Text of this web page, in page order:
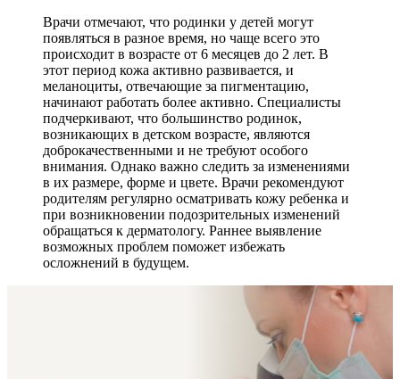
Врачи отмечают, что родинки у детей могут
появляться в разное время, но чаще всего это
происходит в возрасте от 6 месяцев до 2 лет. В
этот период кожа активно развивается, и
меланоциты, отвечающие за пигментацию,
начинают работать более активно. Специалисты
подчеркивают, что большинство родинок,
возникающих в детском возрасте, являются
доброкачественными и не требуют особого
внимания. Однако важно следить за изменениями
в их размере, форме и цвете. Врачи рекомендуют
родителям регулярно осматривать кожу ребенка и
при возникновении подозрительных изменений
обращаться к дерматологу. Раннее выявление
возможных проблем поможет избежать
осложнений в будущем.